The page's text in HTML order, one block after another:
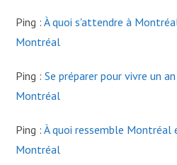
Ping :À quoi s'attendre à
Montréal
Ping :Se préparer pour vivre un
Montréal
Ping :À quoi ressemble Montréal
Montréal